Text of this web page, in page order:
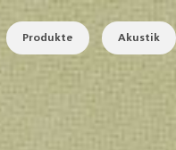
Produkte Akustik